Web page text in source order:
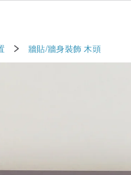
牆貼/牆身裝飾 木頭